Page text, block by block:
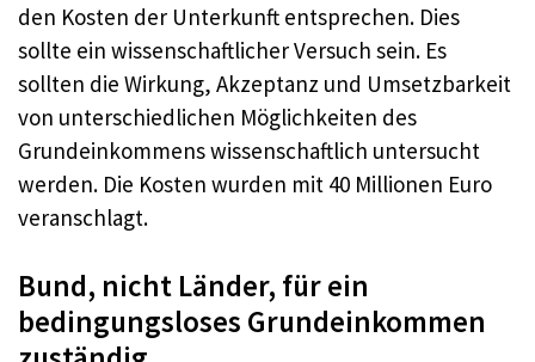
den Kosten der Unterkunft entsprechen. Dies
sollte ein wissenschaftlicher Versuch sein. Es
sollten die Wirkung, Akzeptanz und Umsetzbarkeit
von unterschiedlichen Möglichkeiten des
Grundeinkommens wissenschaftlich untersucht
werden. Die Kosten wurden mit 40 Millionen Euro
veranschlagt.
Bund, nicht Länder, für ein
bedingungsloses Grundeinkommen